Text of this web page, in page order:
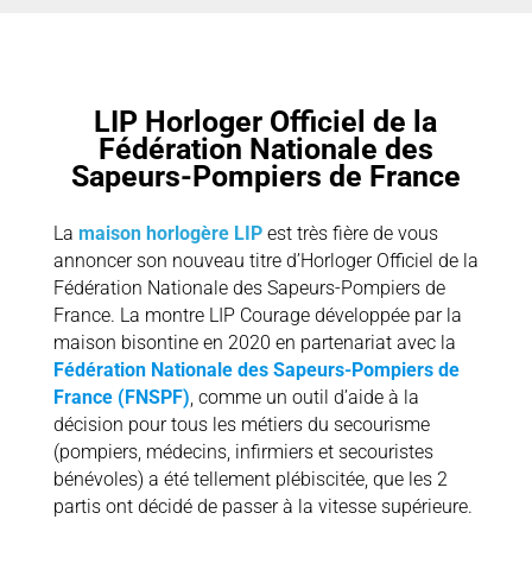
LIP Horloger Officiel de la
Fédération Nationale des
Sapeurs-Pompiers de France
La maison horlogère LIPest très fière de vous
annoncer son nouveau titre d’Horloger Officiel de la
Fédération Nationale des Sapeurs-Pompiers de
France. La montre LIP Courage développée par la
maison bisontine en 2020 en partenariat avec la
Fédération Nationale des Sapeurs-Pompiers de
France (FNSPF), comme un outil d’aide à la
décision pour tous les métiers du secourisme
(pompiers, médecins, infirmiers et secouristes
bénévoles) a été tellement plébiscitée, que les 2
partis ont décidé de passer à la vitesse supérieure.